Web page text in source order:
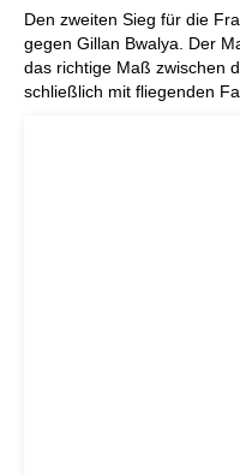
Den zweiten Sieg für die
gegen Gillan Bwalya. Der
das richtige Maß zwischen
schließlich mit fliegenden